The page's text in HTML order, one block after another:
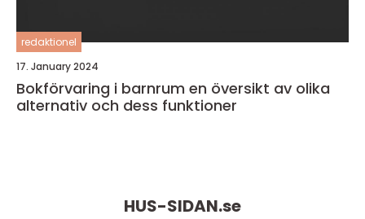
redaktionel
17. January 2024
Bokförvaring i barnrum en översikt av olika
alternativ och dess funktioner
HUS-SIDAN.se